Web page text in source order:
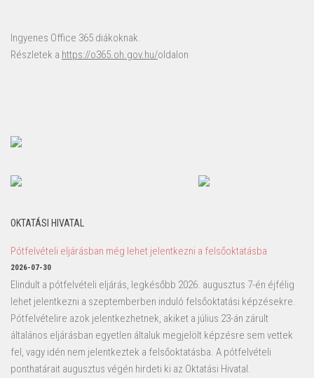
Ingyenes Office 365 diákoknak.
Részletek a https://o365.oh.gov.hu/oldalon
OKTATÁSI HIVATAL
Pótfelvételi eljárásban még lehet jelentkezni a felsőoktatásba
2026-07-30
Elindult a pótfelvételi eljárás, legkésőbb 2026. augusztus 7-én éjfélig
lehet jelentkezni a szeptemberben induló felsőoktatási képzésekre.
Pótfelvételire azok jelentkezhetnek, akiket a július 23-án zárult
általános eljárásban egyetlen általuk megjelölt képzésre sem vettek
fel, vagy idén nem jelentkeztek a felsőoktatásba. A pótfelvételi
ponthatárait augusztus végén hirdeti ki az Oktatási Hivatal.